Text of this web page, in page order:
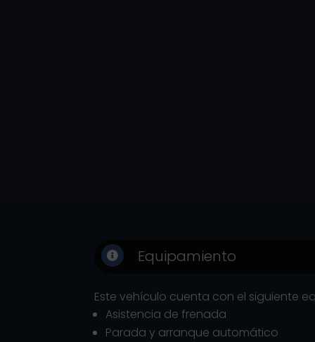
 Equipamiento
Este vehículo cuenta con el siguiente
Asistencia de frenada
Parada y arranque automático